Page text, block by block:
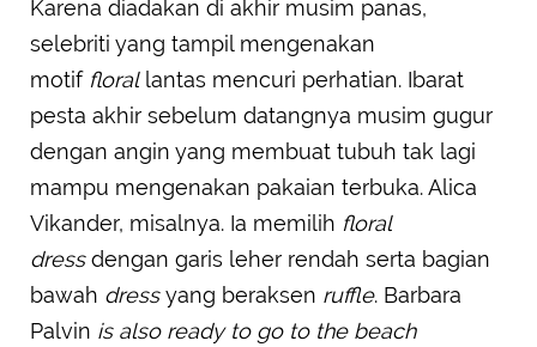
Karena diadakan di akhir musim panas,
selebriti yang tampil mengenakan
motif florallantas mencuri perhatian. Ibarat
pesta akhir sebelum datangnya musim gugur
dengan angin yang membuat tubuh tak lagi
mampu mengenakan pakaian terbuka. Alica
Vikander, misalnya. Ia memilih floral
dressdengan garis leher rendah serta bagian
bawah dressyang beraksen ruffle. Barbara
Palvin is also ready to go to the beach